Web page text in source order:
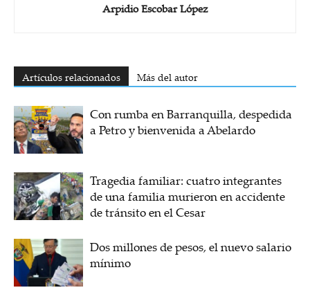
Arpidio Escobar López
Artículos relacionados Más del autor
Con rumba en Barranquilla, despedida
a Petro y bienvenida a Abelardo
Tragedia familiar: cuatro integrantes
de una familia murieron en accidente
de tránsito en el Cesar
Dos millones de pesos, el nuevo salario
mínimo